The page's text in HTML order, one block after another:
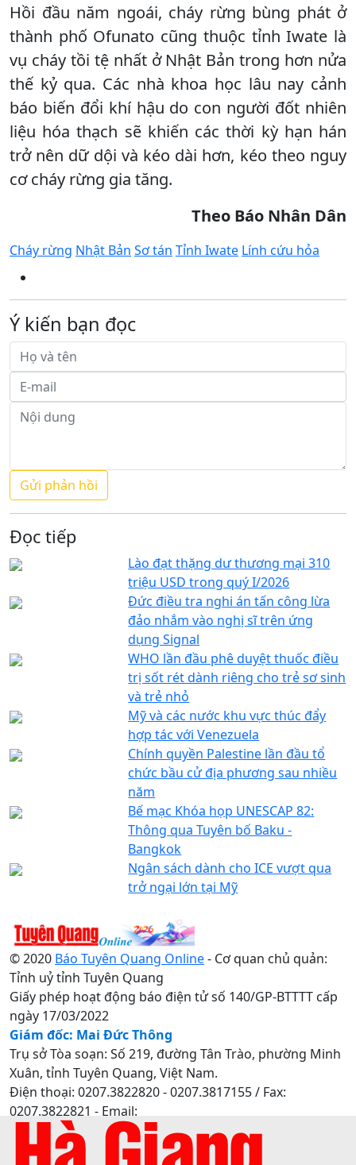
Hồi đầu năm ngoái, cháy rừng bùng phát ở
thành phố Ofunato cũng thuộc tỉnh Iwate là
vụ cháy tồi tệ nhất ở Nhật Bản trong hơn nửa
thế kỷ qua. Các nhà khoa học lâu nay cảnh
báo biến đổi khí hậu do con người đốt nhiên
liệu hóa thạch sẽ khiến các thời kỳ hạn hán
trở nên dữ dội và kéo dài hơn, kéo theo nguy
cơ cháy rừng gia tăng.
Theo Báo Nhân Dân
Cháy rừng Nhật Bản Sơ tán Tỉnh Iwate Lính cứu hỏa
Ý kiến bạn đọc
Đọc tiếp
Lào đạt thặng dư thương mại 310
triệu USD trong quý I/2026
Đức điều tra nghi án tấn công lừa
đảo nhắm vào nghị sĩ trên ứng
dụng Signal
WHO lần đầu phê duyệt thuốc điều
trị sốt rét dành riêng cho trẻ sơ sinh
và trẻ nhỏ
Mỹ và các nước khu vực thúc đẩy
hợp tác với Venezuela
Chính quyền Palestine lần đầu tổ
chức bầu cử địa phương sau nhiều
năm
Bế mạc Khóa họp UNESCAP 82:
Thông qua Tuyên bố Baku -
Bangkok
Ngân sách dành cho ICE vượt qua
trở ngại lớn tại Mỹ
© 2020 Báo Tuyên Quang Online- Cơ quan chủ quản:
Tỉnh uỷ tỉnh Tuyên Quang
Giấy phép hoạt động báo điện tử số 140/GP-BTTTT cấp
ngày 17/03/2022
Giám đốc: Mai Đức Thông
Trụ sở Tòa soạn: Số 219, đường Tân Trào, phường Minh
Xuân, tỉnh Tuyên Quang, Việt Nam.
Điện thoại: 0207.3822820 - 0207.3817155 / Fax:
0207.3822821 - Email:
baotuyenquang.com.vn@gmail.com